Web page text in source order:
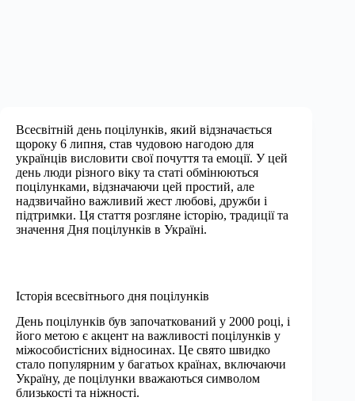
Всесвітній день поцілунків, який відзначається
щороку 6 липня, став чудовою нагодою для
українців висловити свої почуття та емоції. У цей
день люди різного віку та статі обмінюються
поцілунками, відзначаючи цей простий, але
надзвичайно важливий жест любові, дружби і
підтримки. Ця стаття розгляне історію, традиції та
значення Дня поцілунків в Україні.
Історія всесвітнього дня поцілунків
День поцілунків був започаткований у 2000 році, і
його метою є акцент на важливості поцілунків у
міжособистісних відносинах. Це свято швидко
стало популярним у багатьох країнах, включаючи
Україну, де поцілунки вважаються символом
близькості та ніжності.